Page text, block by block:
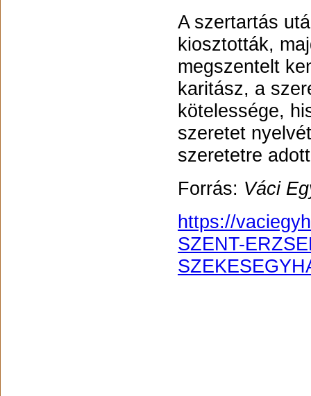
A szertartás
kiosztották,
megszentelt
karitász, a
kötelessége,
szeretet
szeretetre
Forrás: Váci
https://
SZENT-